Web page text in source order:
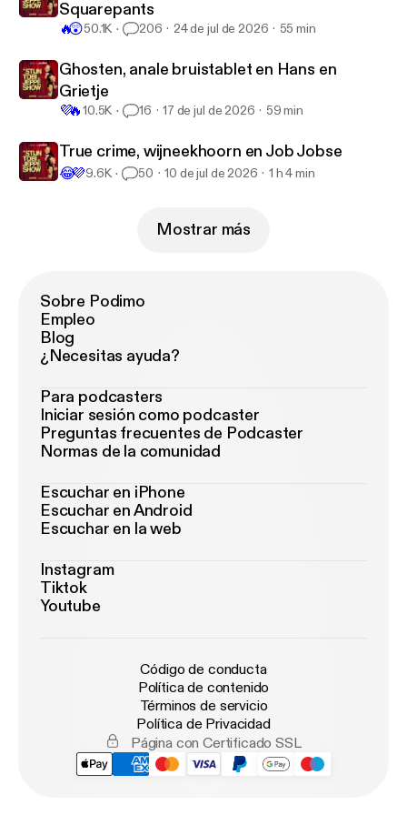
Squarepants
🔥😲50.1K 206 24 de jul de 2026 55 min
Ghosten, anale bruistablet en Hans en
Grietje
💜🔥10.5K 16 17 de jul de 2026 59 min
True crime, wijneekhoorn en Job Jobse
😂💜9.6K 50 10 de jul de 2026 1 h 4 min
Mostrar más
Sobre Podimo
Empleo
Blog
¿Necesitas ayuda?
Para podcasters
Iniciar sesión como podcaster
Preguntas frecuentes de Podcaster
Normas de la comunidad
Escuchar en iPhone
Escuchar en Android
Escuchar en la web
Instagram
Tiktok
Youtube
Código de conducta
Política de contenido
Términos de servicio
Política de Privacidad
Página con Certificado SSL